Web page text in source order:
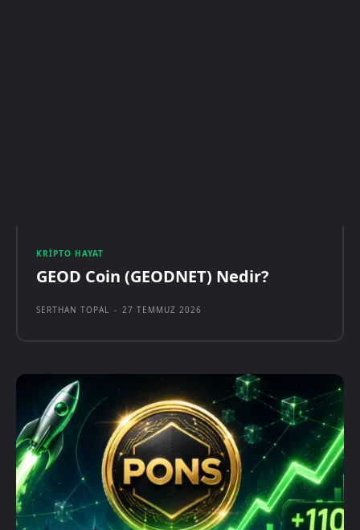
KRIPTO HAYAT
GEOD Coin (GEODNET) Nedir?
SERTHAN TOPAL - 27 TEMMUZ 2026